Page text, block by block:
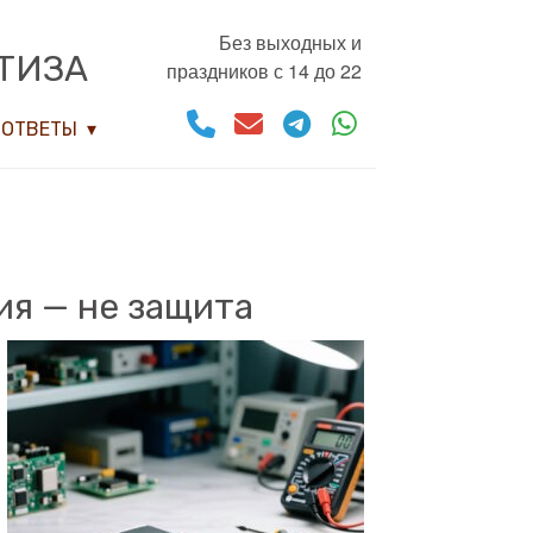
ОТВЕТЫ
Без выходных и
праздников с 14 до 22
— не защита